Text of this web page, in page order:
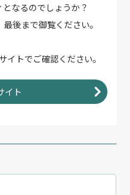
となるのでしょうか？
後まで御覧ください。
トでご確認ください。
イト